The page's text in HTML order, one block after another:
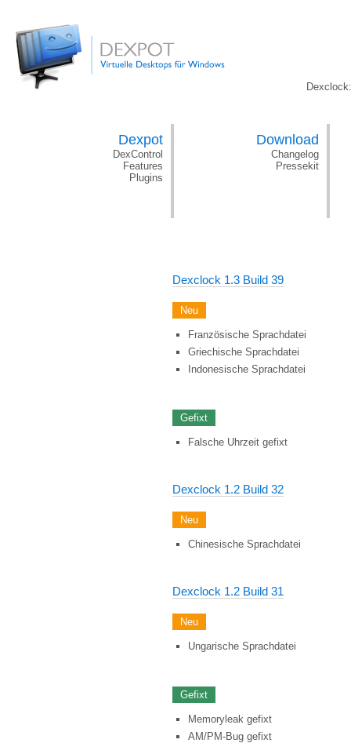
Dexclock:
Dexpot
DexControl
Features
Plugins
Download
Changelog
Pressekit
Dexclock 1.3 Build 39
Neu
Französische Sprachdatei
Griechische Sprachdatei
Indonesische Sprachdatei
Gefixt
Falsche Uhrzeit gefixt
Dexclock 1.2 Build 32
Neu
Chinesische Sprachdatei
Dexclock 1.2 Build 31
Neu
Ungarische Sprachdatei
Gefixt
Memoryleak gefixt
AM/PM-Bug gefixt